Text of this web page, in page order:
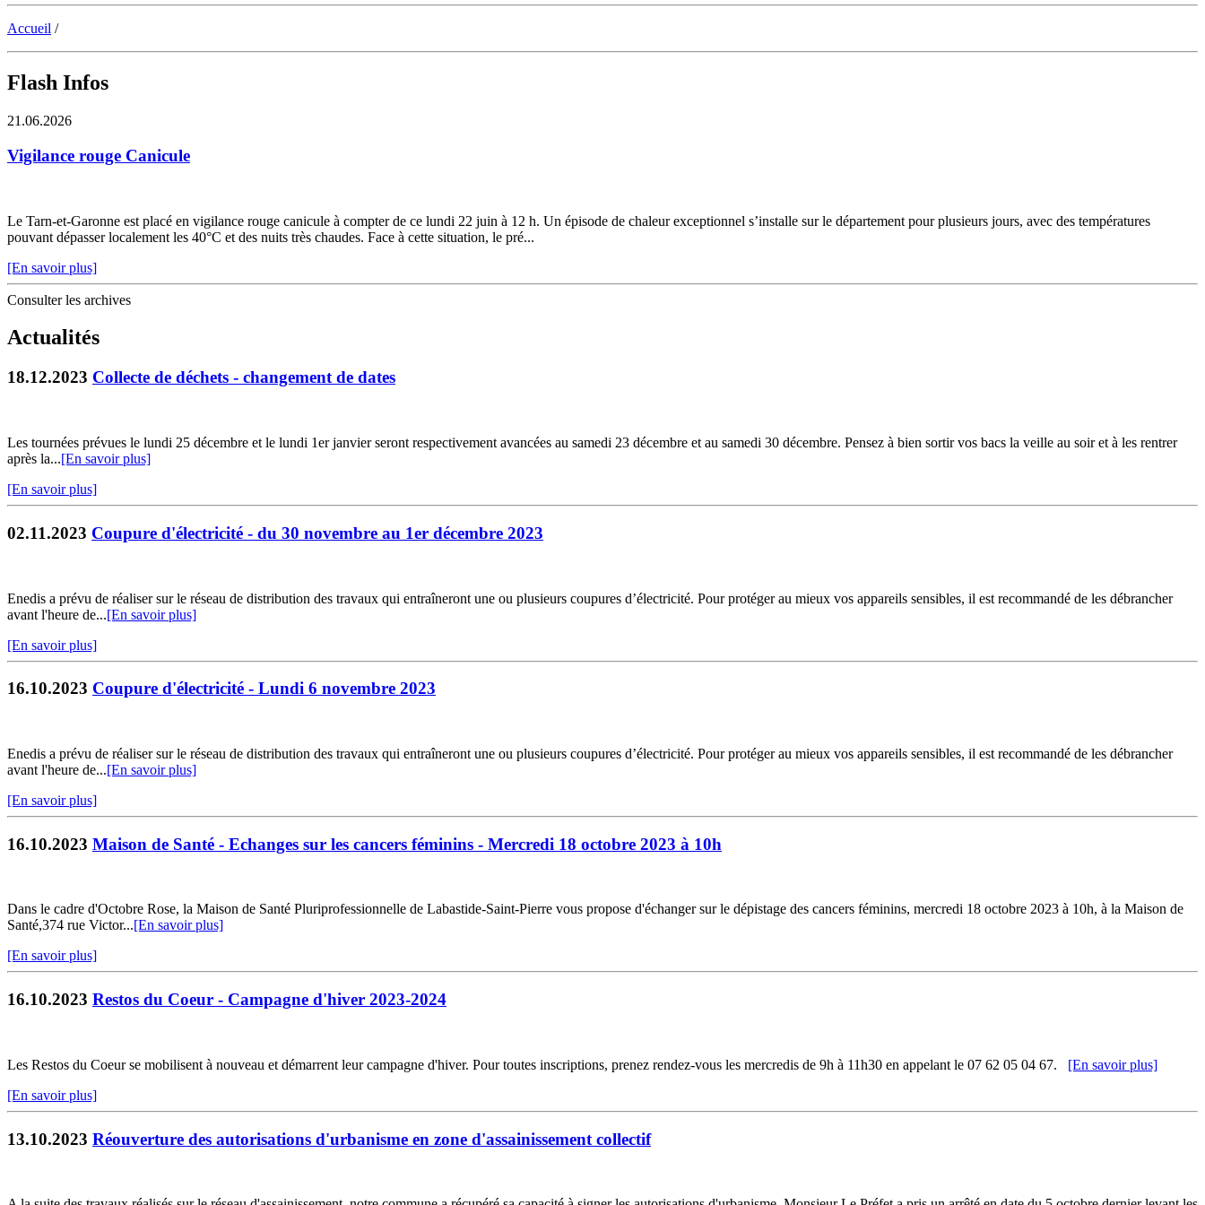
Accueil /
Flash Infos
21.06.2026
Vigilance rouge Canicule
Le Tarn-et-Garonne est placé en vigilance rouge canicule à compter de ce lundi 22 juin à 12 h. Un épisode de chaleur exceptionnel s’installe sur le département pour plusieurs jours, avec des températures
pouvant dépasser localement les 40°C et des nuits très chaudes. Face à cette situation, le pré...
[En savoir plus]
Consulter les archives
Actualités
18.12.2023 Collecte de déchets - changement de dates
Les tournées prévues le lundi 25 décembre et le lundi 1er janvier seront respectivement avancées au samedi 23 décembre et au samedi 30 décembre. Pensez à bien sortir vos bacs la veille au soir et à les rentrer
après la...[En savoir plus]
[En savoir plus]
02.11.2023 Coupure d'électricité - du 30 novembre au 1er décembre 2023
Enedis a prévu de réaliser sur le réseau de distribution des travaux qui entraîneront une ou plusieurs coupures d’électricité. Pour protéger au mieux vos appareils sensibles, il est recommandé de les débrancher
avant l'heure de...[En savoir plus]
[En savoir plus]
16.10.2023 Coupure d'électricité - Lundi 6 novembre 2023
Enedis a prévu de réaliser sur le réseau de distribution des travaux qui entraîneront une ou plusieurs coupures d’électricité. Pour protéger au mieux vos appareils sensibles, il est recommandé de les débrancher
avant l'heure de...[En savoir plus]
[En savoir plus]
16.10.2023 Maison de Santé - Echanges sur les cancers féminins - Mercredi 18 octobre 2023 à 10h
Dans le cadre d'Octobre Rose, la Maison de Santé Pluriprofessionnelle de Labastide-Saint-Pierre vous propose d'échanger sur le dépistage des cancers féminins, mercredi 18 octobre 2023 à 10h, à la Maison de
Santé,374 rue Victor...[En savoir plus]
[En savoir plus]
16.10.2023 Restos du Coeur - Campagne d'hiver 2023-2024
Les Restos du Coeur se mobilisent à nouveau et démarrent leur campagne d'hiver. Pour toutes inscriptions, prenez rendez-vous les mercredis de 9h à 11h30 en appelant le 07 62 05 04 67. [En savoir plus]
[En savoir plus]
13.10.2023 Réouverture des autorisations d'urbanisme en zone d'assainissement collectif